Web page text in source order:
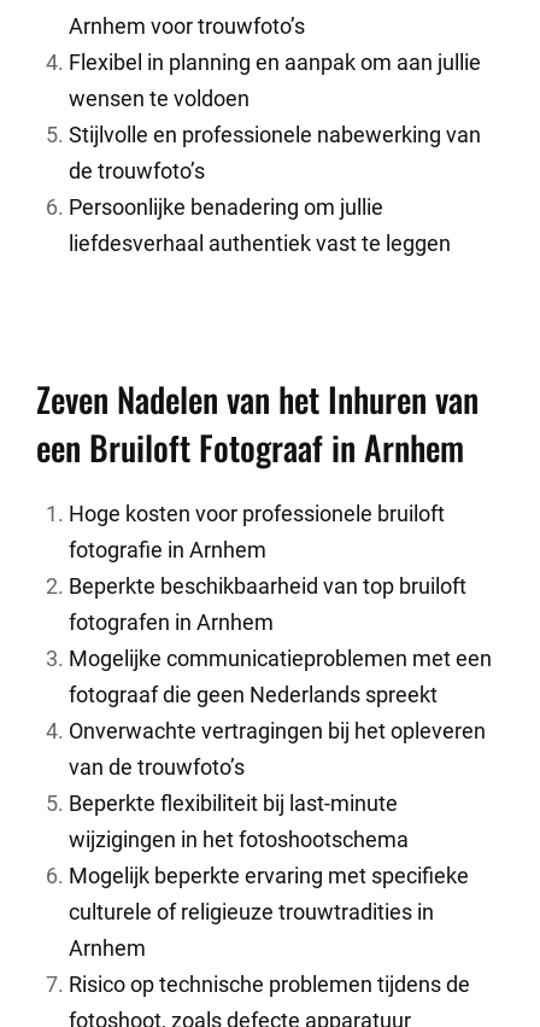
Arnhem voor trouwfoto’s
Flexibel in planning en aanpak om aan jullie
wensen te voldoen
Stijlvolle en professionele nabewerking van
de trouwfoto’s
Persoonlijke benadering om jullie
liefdesverhaal authentiek vast te leggen
Zeven Nadelen van het Inhuren van
een Bruiloft Fotograaf in Arnhem
Hoge kosten voor professionele bruiloft
fotografie in Arnhem
Beperkte beschikbaarheid van top bruiloft
fotografen in Arnhem
Mogelijke communicatieproblemen met een
fotograaf die geen Nederlands spreekt
Onverwachte vertragingen bij het opleveren
van de trouwfoto’s
Beperkte flexibiliteit bij last-minute
wijzigingen in het fotoshootschema
Mogelijk beperkte ervaring met specifieke
culturele of religieuze trouwtradities in
Arnhem
Risico op technische problemen tijdens de
fotoshoot, zoals defecte apparatuur